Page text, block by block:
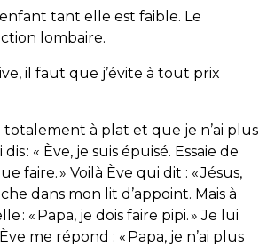
tant elle est faible. Le
lombaire.
il faut que j’évite à tout prix
à plat et que je n’ai plus
: « Ève, je suis épuisé. Essaie de
faire. » Voilà Ève qui dit : « Jésus,
dans mon lit d’appoint. Mais à
: « Papa, je dois faire pipi. » Je lui
me répond : « Papa, je n’ai plus